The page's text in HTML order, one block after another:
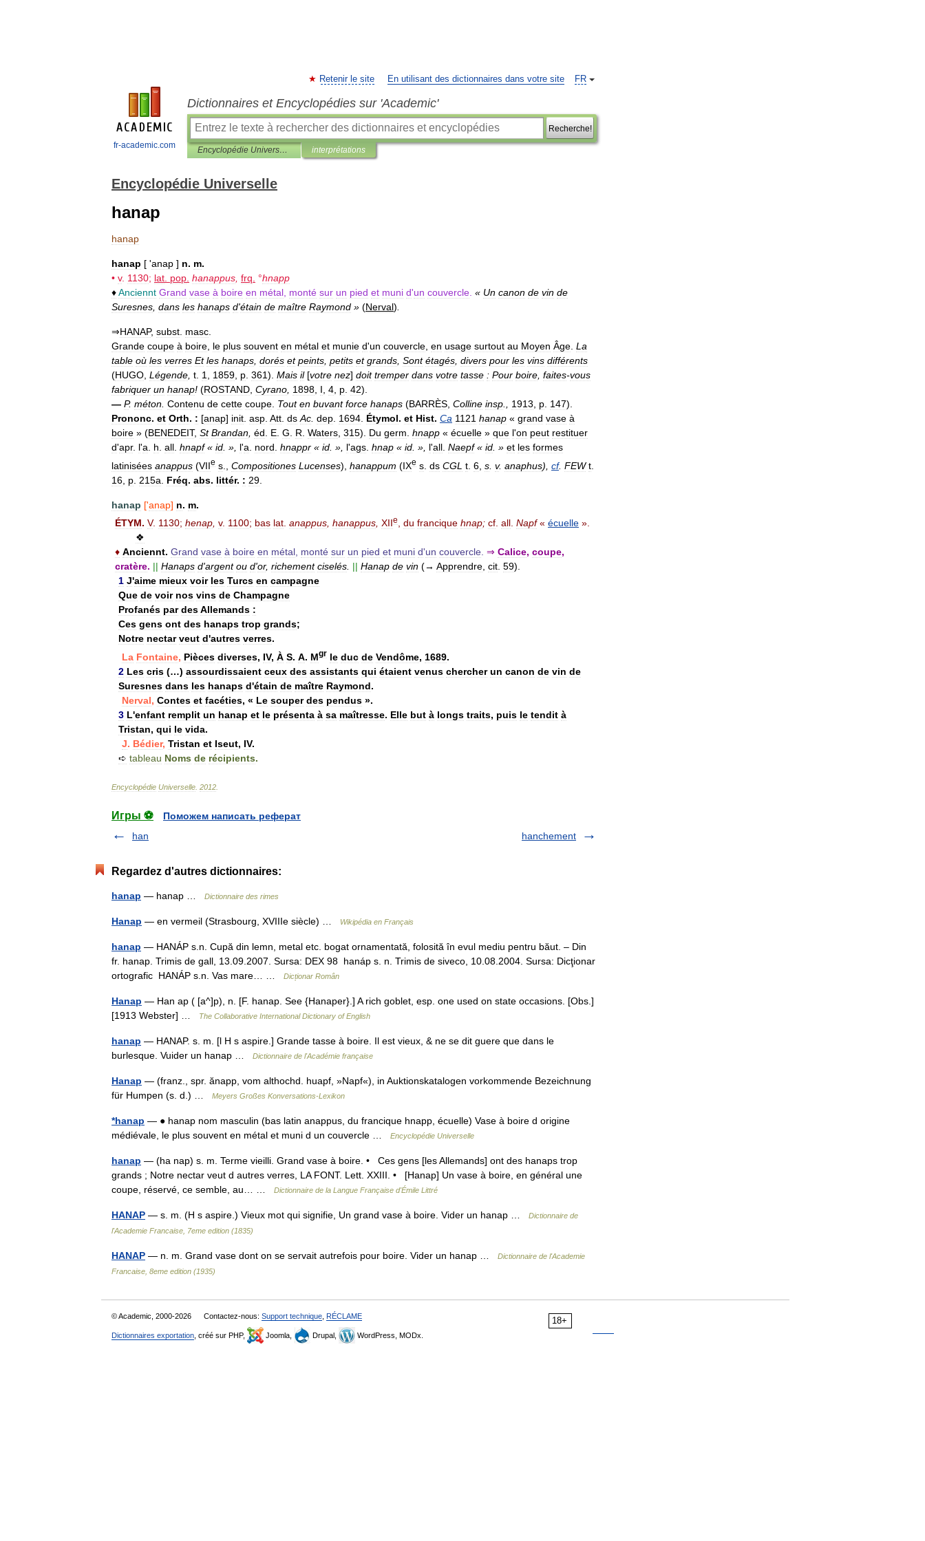
fr-academic.com
FR
Retenir le site En utilisant des dictionnaires dans votre site
Dictionnaires et Encyclopédies sur 'Academic'
Recherche!
Encyclopédie Universelle interprétations
Encyclopédie Universelle
hanap
hanap
hanap [ 'anap ] n. m.
• v. 1130; lat pop hanappus frq °hnapp
♦Anciennt Grand vase à boire en métal monté sur un pied et muni d'un couvercle « Un canon de vin de
Suresnes dans les hanaps d'étain de maître Raymond » (Nerval)
⇒HANAP, subst masc
Grande coupe à boire le plus souvent en métal et munie d'un couvercle en usage surtout au Moyen Âge La
table où les verres Et les hanaps dorés et peints petits et grands Sont étagés divers pour les vins différents
(HUGO Légende t 1 1859 p 361). Mais il [votre nez] doit tremper dans votre tasse : Pour boire faites-vous
fabriquer un hanap! (ROSTAND Cyrano 1898 I 4 p 42).
— P. méton Contenu de cette coupe Tout en buvant force hanaps (BARRÈS Colline insp 1913 p 147).
Prononc. et Orth. : [anap] init asp Att ds Ac dep 1694 Étymol. et Hist. Ca 1121 hanap « grand vase à
boire » (BENEDEIT, St Brandan éd E G R Waters 315). Du germ hnapp « écuelle » que l'on peut restituer
d'apr. l'a h all hnapf« id . », l'a nord hnappr « id . », l'ags hnap « id . », l'all Naepf« id . » et les formes
latinisées anappus (VIIe s Compositiones Lucenses), hanappum (IXe s ds CGL t 6 s v. anaphus), cf. FEW t
16 p 215a Fréq. abs. littér. : 29
hanap ['anap] n. m.
ÉTYM. V. 1130; henap, v. 1100; bas lat. anappus, hanappus, XIIe, du francique hnap; cf. all. Napf« écuelle ».
❖
♦ Anciennt. Grand vase à boire en métal, monté sur un pied et muni d'un couvercle. ⇒ Calice, coupe,
cratère. || Hanaps d'argent ou d'or, richement ciselés. || Hanap de vin (→ Apprendre, cit. 59).
1 J'aime mieux voir les Turcs en campagne
Que de voir nos vins de Champagne
Profanés par desAllemands :
Ces gens ont des hanaps trop grands;
Notre nectar veut d'autres verres.
La Fontaine, Pièces diverses, IV, À S. A. Mgr le duc de Vendôme, 1689.
2 Les cris (…) assourdissaient ceux des assistants qui étaient venus chercher un canon de vin de
Suresnes dans les hanaps d'étain de maître Raymond.
Nerval, Contes et facéties, « Le souper des pendus ».
3 L'enfant remplit un hanap et le présenta à sa maîtresse. Elle but à longs traits, puis le tendit à
Tristan, qui le vida.
J. Bédier, Tristan et Iseut, IV.
➪ tableau Noms de récipients.
Encyclopédie Universelle 2012
Игры ⚽
Поможем написать реферат
han
hanchement
Regardez d'autres dictionnaires:
hanap — hanap … Dictionnaire des rimes
Hanap — en vermeil (Strasbourg, XVIIIe siècle) … Wikipédia en Français
hanap — HANÁP s.n. Cupă din lemn, metal etc. bogat ornamentată, folosită în evul mediu pentru băut. – Din
fr. hanap. Trimis de gall, 13.09.2007. Sursa: DEX 98 hanáp s. n. Trimis de siveco, 10.08.2004. Sursa: Dicţionar
ortografic HANÁP s.n. Vas mare… …
Dicționar Român
Hanap — Han ap ( [a^]p), n. [F. hanap. See {Hanaper}.] A rich goblet, esp. one used on state occasions. [Obs.]
[1913 Webster] …
The Collaborative International Dictionary of English
hanap — HANAP. s. m. [l H s aspire.] Grande tasse à boire. Il est vieux, & ne se dit guere que dans le
burlesque. Vuider un hanap …
Dictionnaire de l'Académie française
Hanap — (franz., spr. ănapp, vom althochd. huapf, »Napf«), in Auktionskatalogen vorkommende Bezeichnung
für Humpen (s. d.) …
Meyers Großes Konversations-Lexikon
*hanap — ● hanap nom masculin (bas latin anappus, du francique hnapp, écuelle) Vase à boire d origine
médiévale, le plus souvent en métal et muni d un couvercle …
Encyclopédie Universelle
hanap — (ha nap) s. m. Terme vieilli. Grand vase à boire. • Ces gens [les Allemands] ont des hanaps trop
grands ; Notre nectar veut d autres verres, LA FONT. Lett. XXIII. • [Hanap] Un vase à boire, en général une
coupe, réservé, ce semble, au… …
Dictionnaire de la Langue Française d'Émile Littré
HANAP — s. m. (H s aspire.) Vieux mot qui signifie, Un grand vase à boire. Vider un hanap …
Dictionnaire de
l'Academie Francaise, 7eme edition (1835)
HANAP — n. m. Grand vase dont on se servait autrefois pour boire. Vider un hanap …
Dictionnaire de l'Academie
Francaise, 8eme edition (1935)
18+
© Academic, 2000-2026 Contactez-nous: Support technique RÉCLAME
Dictionnaires exportation , créé sur PHP, Joomla, Drupal, WordPress, MODx.